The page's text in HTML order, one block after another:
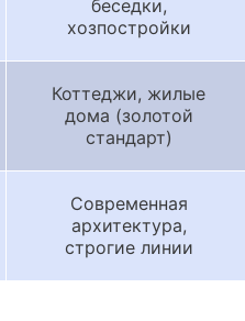
беседки,
хозпостройки
Коттеджи, жилые
дома (золотой
стандарт)
Современная
архитектура,
строгие линии